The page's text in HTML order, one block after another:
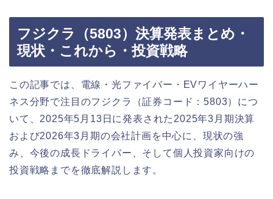
フジクラ（5803）決算発表まとめ・
現状・これから・投資戦略
この記事では、電線・光ファイバー・EVワイヤーハー
ネス分野で注目のフジクラ（証券コード：5803）につ
いて、2025年5月13日に発表された2025年3月期決算
および2026年3月期の会社計画を中心に、現状の強
み、今後の成長ドライバー、そして個人投資家向けの
投資戦略までを徹底解説します。